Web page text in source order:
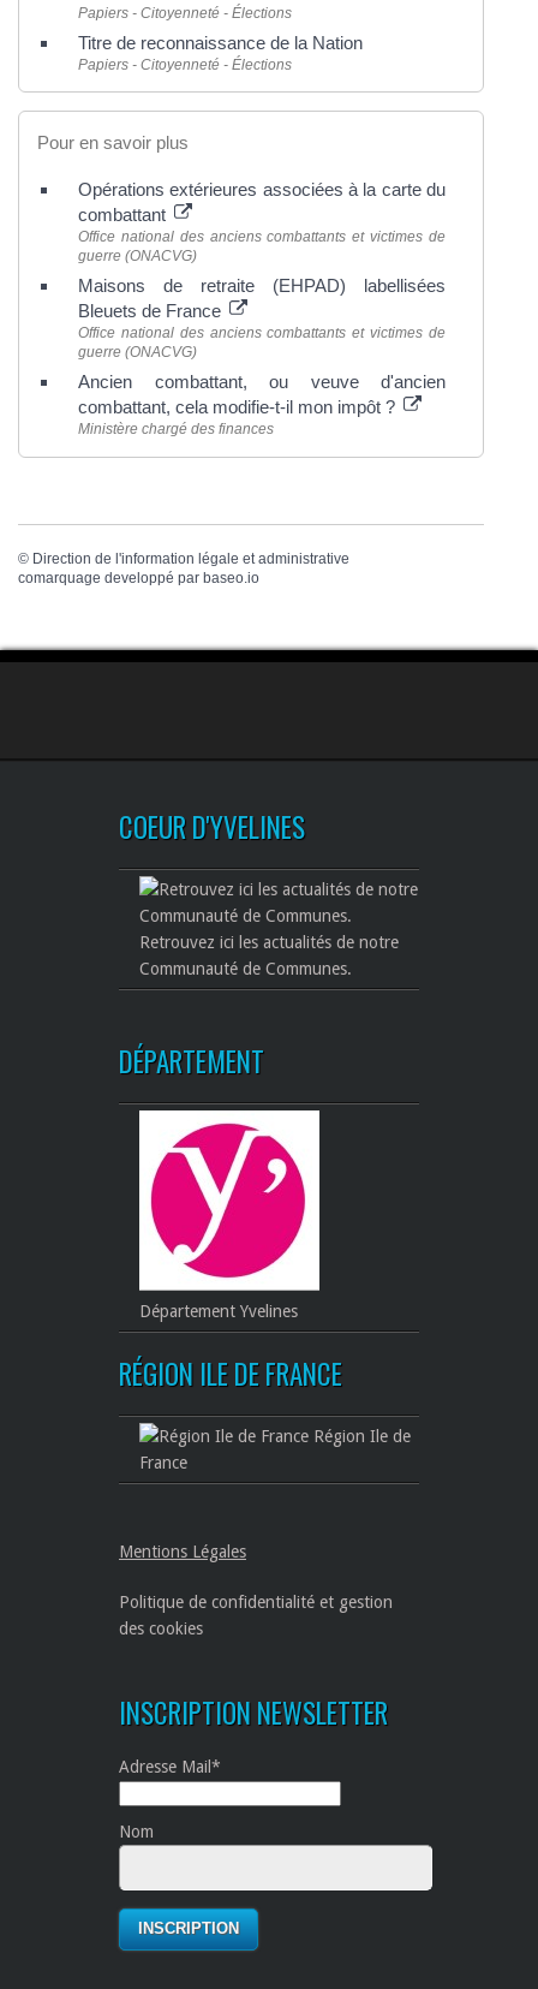
Papiers - Citoyenneté - Élections
Titre de reconnaissance de la Nation
Papiers - Citoyenneté - Élections
Pour en savoir plus
Opérations extérieures associées à la carte du
combattant
Office national des anciens combattants et victimes de
guerre (ONACVG)
Maisons de retraite (EHPAD) labellisées
Bleuets de France
Office national des anciens combattants et victimes de
guerre (ONACVG)
Ancien combattant, ou veuve d'ancien
combattant, cela modifie-t-il mon impôt ?
Ministère chargé des finances
© Direction de l'information légale et administrative
comarquage developpé par baseo.io
COEUR D'YVELINES
Retrouvez ici les actualités de notre
Communauté de Communes.
DÉPARTEMENT
Département Yvelines
RÉGION ILE DE FRANCE
Région Ile de
France
Mentions Légales
Politique de confidentialité et gestion
des cookies
INSCRIPTION NEWSLETTER
Adresse Mail*
Nom